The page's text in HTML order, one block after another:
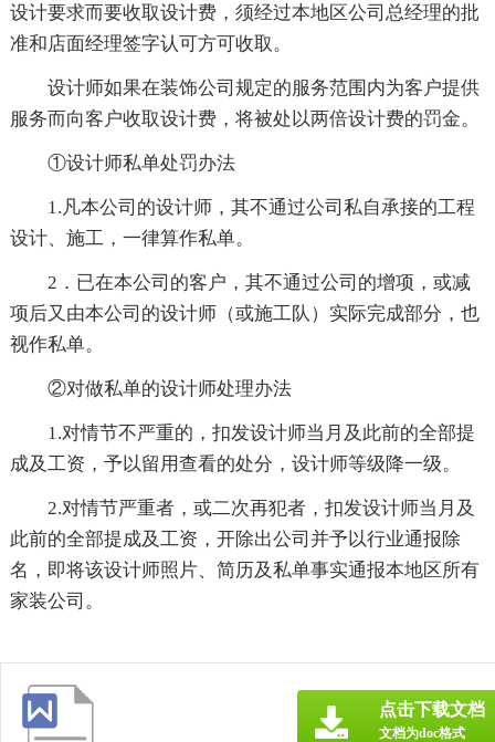
设计要求而要收取设计费，须经过本地区公司总经理的批
准和店面经理签字认可方可收取。
设计师如果在装饰公司规定的服务范围内为客户提供
服务而向客户收取设计费，将被处以两倍设计费的罚金。
①设计师私单处罚办法
1.凡本公司的设计师，其不通过公司私自承接的工程
设计、施工，一律算作私单。
2．已在本公司的客户，其不通过公司的增项，或减
项后又由本公司的设计师（或施工队）实际完成部分，也
视作私单。
②对做私单的设计师处理办法
1.对情节不严重的，扣发设计师当月及此前的全部提
成及工资，予以留用查看的处分，设计师等级降一级。
2.对情节严重者，或二次再犯者，扣发设计师当月及
此前的全部提成及工资，开除出公司并予以行业通报除
名，即将该设计师照片、简历及私单事实通报本地区所有
家装公司。
点击下载文档
文档为doc格式